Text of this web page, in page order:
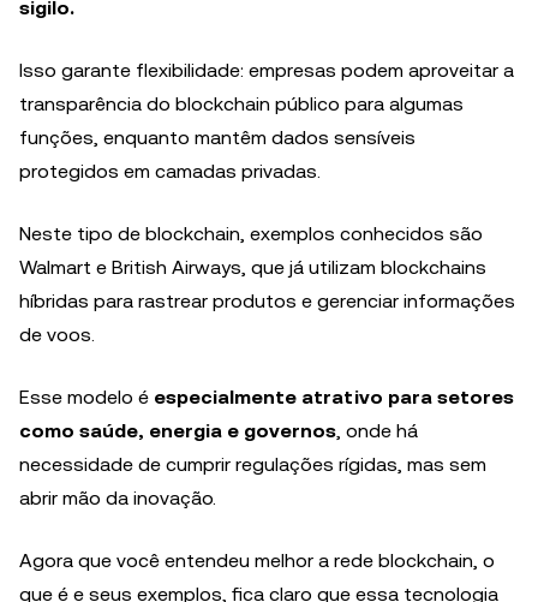
sigilo.
Isso garante flexibilidade: empresas podem aproveitar a
transparência do blockchain público para algumas
funções, enquanto mantêm dados sensíveis
protegidos em camadas privadas.
Neste tipo de blockchain, exemplos conhecidos são
Walmart e British Airways, que já utilizam blockchains
híbridas para rastrear produtos e gerenciar informações
de voos.
Esse modelo é especialmente atrativo para setores
como saúde, energia e governos , onde há
necessidade de cumprir regulações rígidas, mas sem
abrir mão da inovação.
Agora que você entendeu melhor a rede blockchain, o
que é e seus exemplos, fica claro que essa tecnologia